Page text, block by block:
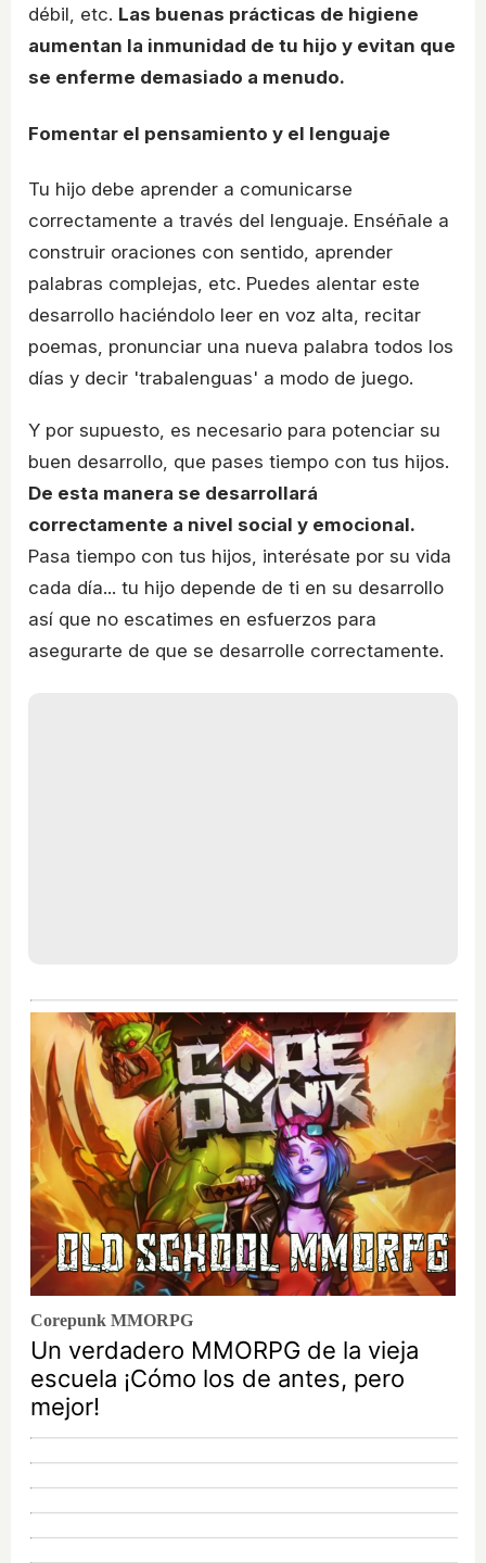
débil, etc. Las buenas prácticas de higiene
aumentan la inmunidad de tu hijo y evitan que
se enferme demasiado a menudo.
Fomentar el pensamiento y el lenguaje
Tu hijo debe aprender a comunicarse
correctamente a través del lenguaje. Enséñale a
construir oraciones con sentido, aprender
palabras complejas, etc. Puedes alentar este
desarrollo haciéndolo leer en voz alta, recitar
poemas, pronunciar una nueva palabra todos los
días y decir 'trabalenguas' a modo de juego.
Y por supuesto, es necesario para potenciar su
buen desarrollo, que pases tiempo con tus hijos.
De esta manera se desarrollará
correctamente a nivel social y emocional.
Pasa tiempo con tus hijos, interésate por su vida
cada día... tu hijo depende de ti en su desarrollo
así que no escatimes en esfuerzos para
asegurarte de que se desarrolle correctamente.
Corepunk MMORPG
Un verdadero MMORPG de la vieja
escuela ¡Cómo los de antes, pero
mejor!